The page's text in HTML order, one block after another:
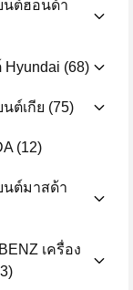
นต์ฮอนด้า
Hyundai (68)
นต์เกีย (75)
(12)
นต์มาสด้า
เครื่อง